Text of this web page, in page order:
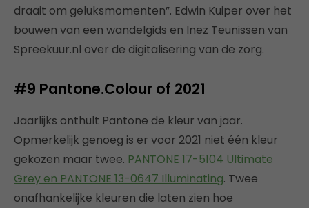
draait om geluksmomenten”. Edwin Kuiper over het
bouwen van een wandelgids en Inez Teunissen van
Spreekuur.nl over de digitalisering van de zorg.
#9 Pantone.Colour of 2021
Jaarlijks onthult Pantone de kleur van jaar.
Opmerkelijk genoeg is er voor 2021 niet één kleur
gekozen maar twee. PANTONE 17-5104 Ultimate
Grey en PANTONE 13-0647 Illuminating. Twee
onafhankelijke kleuren die laten zien hoe